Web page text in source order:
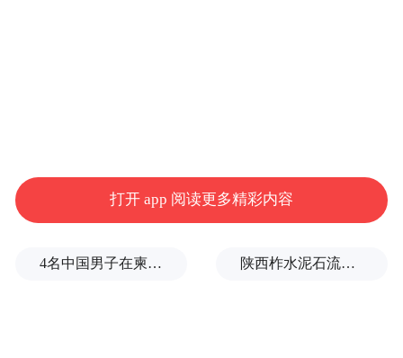
白色连裤袜 Calzedonia
高跟鞋 Christian Louboutin
LOCATION
打开 app 阅读更多精彩内容
4名中国男子在柬埔寨杀人抛尸，被判无期 陕西柞水泥石流已致2人死亡，仍有1人失联